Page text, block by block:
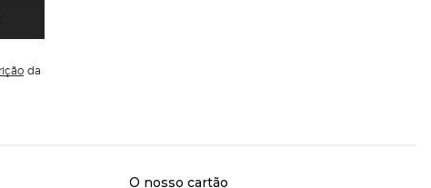
da
O nosso cartão